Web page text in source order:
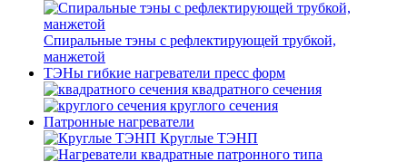
Спиральные тэны с рефлектирующей трубкой,
манжетой
ТЭНы гибкие нагреватели пресс форм
квадратного сечения
круглого сечения
Патронные нагреватели
Круглые ТЭНП